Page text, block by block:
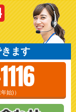
ます
始)）